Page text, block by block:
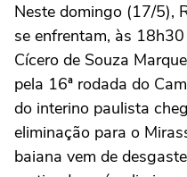
Neste domingo (17/5),
se enfrentam, às
Cícero de Souza
pela 16ª rodada do
do interino paulista
eliminação para o
baiana vem de